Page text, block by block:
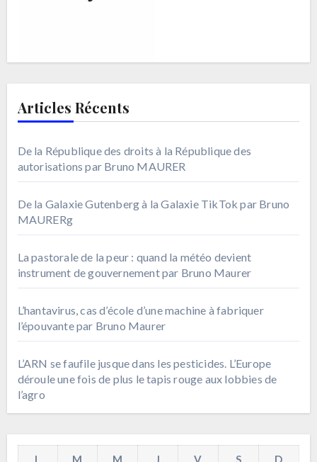
Articles Récents
De la République des droits à la République des
autorisations par Bruno MAURER
De la Galaxie Gutenberg à la Galaxie TikTok par Bruno
MAURERg
La pastorale de la peur : quand la météo devient
instrument de gouvernement par Bruno Maurer
L’hantavirus, cas d’école d’une machine à fabriquer
l’épouvante par Bruno Maurer
L’ARN se faufile jusque dans les pesticides. L’Europe
déroule une fois de plus le tapis rouge aux lobbies de
l’agro
L M M J V S D